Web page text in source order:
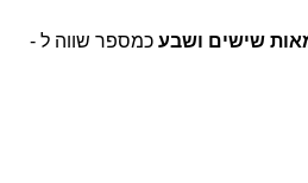
שישים ושבע כמספר שווה ל -